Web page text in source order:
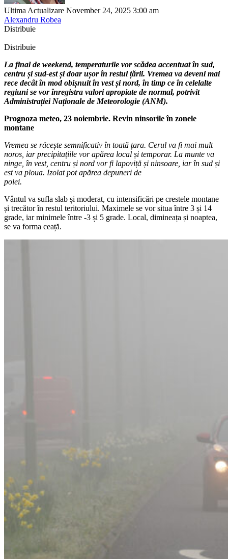
Ultima Actualizare November 24, 2025 3:00 am
Alexandru Robea
Distribuie
Distribuie
La final de weekend, temperaturile vor scădea accentuat în sud,
centru și sud-est și doar ușor în restul țării. Vremea va deveni mai
rece decât în mod obișnuit în vest și nord, în timp ce în celelalte
regiuni se vor înregistra valori apropiate de normal, potrivit
Administrației Naționale de Meteorologie (ANM).
Prognoza meteo, 23 noiembrie. Revin ninsorile în zonele
montane
Vremea se răcește semnificativ în toată țara. Cerul va fi mai mult
noros, iar precipitațiile vor apărea local și temporar. La munte va
ninge, în vest, centru și nord vor fi lapoviță și ninsoare, iar în sud și
est va ploua. Izolat pot apărea depuneri de
polei.
Vântul va sufla slab și moderat, cu intensificări pe crestele montane
și trecător în restul teritoriului. Maximele se vor situa între 3 și 14
grade, iar minimele între -3 și 5 grade. Local, dimineața și noaptea,
se va forma ceață.